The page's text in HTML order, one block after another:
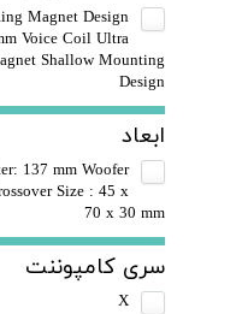
Magnet Design
Voice Coil Ultra
Shallow Mounting
Design
ابعاد
137 mm Woofer
Size : 45 x
70 x 30 mm
سری کامپوننت
X